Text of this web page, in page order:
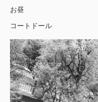
お昼
コートドール